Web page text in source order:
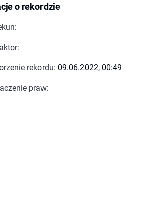
o rekordzie
rekordu: 09.06.2022, 00:49
praw: